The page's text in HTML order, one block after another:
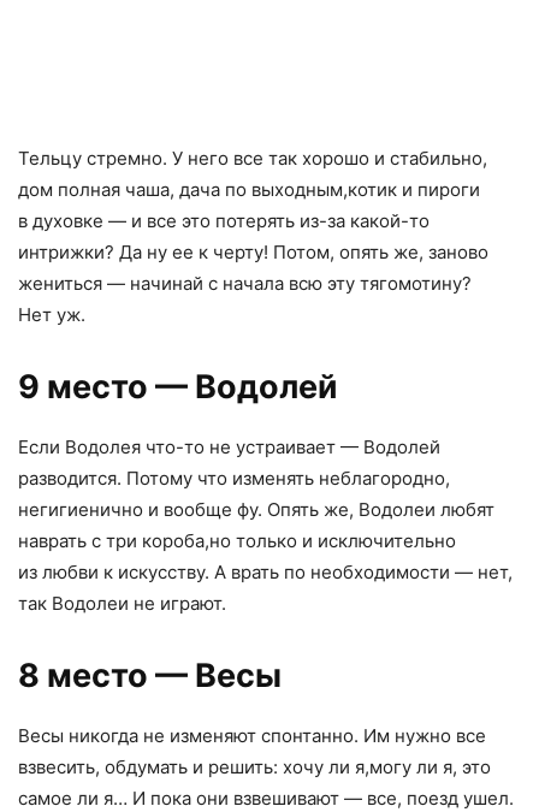
Тельцу стремно. У него все так хорошо и стабильно,
дом полная чаша, дача по выходным,котик и пироги
в духовке — и все это потерять из-за какой-то
интрижки? Да ну ее к черту! Потом, опять же, заново
жениться — начинай с начала всю эту тягомотину?
Нет уж.
9 место — Водолей
Если Водолея что-то не устраивает — Водолей
разводится. Потому что изменять неблагородно,
негигиенично и вообще фу. Опять же, Водолеи любят
наврать с три короба,но только и исключительно
из любви к искусству. А врать по необходимости — нет,
так Водолеи не играют.
8 место — Весы
Весы никогда не изменяют спонтанно. Им нужно все
взвесить, обдумать и решить: хочу ли я,могу ли я, это
самое ли я… И пока они взвешивают — все, поезд ушел.